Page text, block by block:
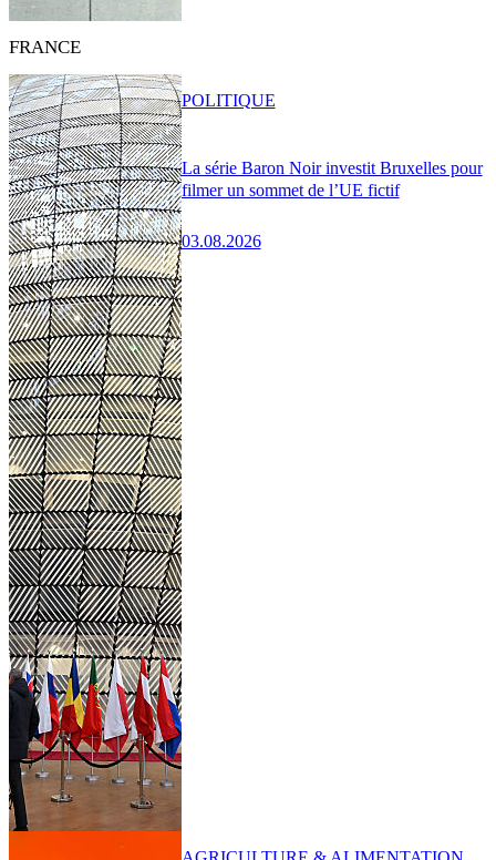
FRANCE
La série Baron Noir investit Bruxelles pour
filmer un sommet de l’UE fictif
03.08.2026
POLITIQUE